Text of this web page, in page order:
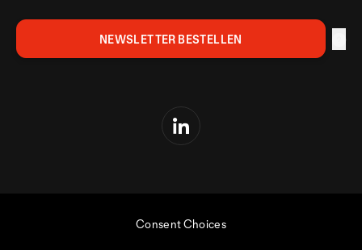
Consent Choices